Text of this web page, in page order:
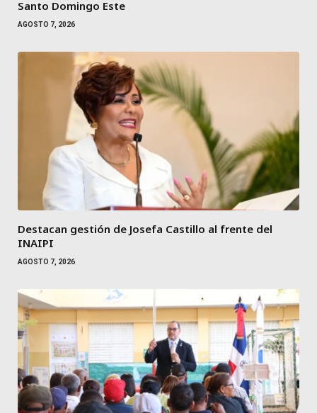
Santo Domingo Este
AGOSTO 7, 2026
Destacan gestión de Josefa Castillo al frente del
INAIPI
AGOSTO 7, 2026